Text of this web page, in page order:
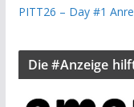
PITT26 – Day #1
Die #Anzeige